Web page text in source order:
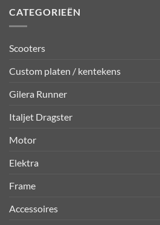
CATEGORIEËN
Scooters
Custom platen / kentekens
Gilera Runner
Italjet Dragster
Motor
Elektra
Frame
Accessoires